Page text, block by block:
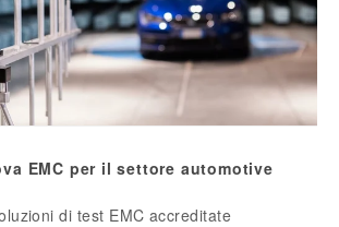
EMC per il settore automotive
di test EMC accreditate